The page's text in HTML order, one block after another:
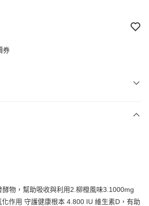
券
酵物，幫助吸收與利用2.柳橙風味3.1000mg
作用 守護健康根本 4.800 IU 維生素D，有助